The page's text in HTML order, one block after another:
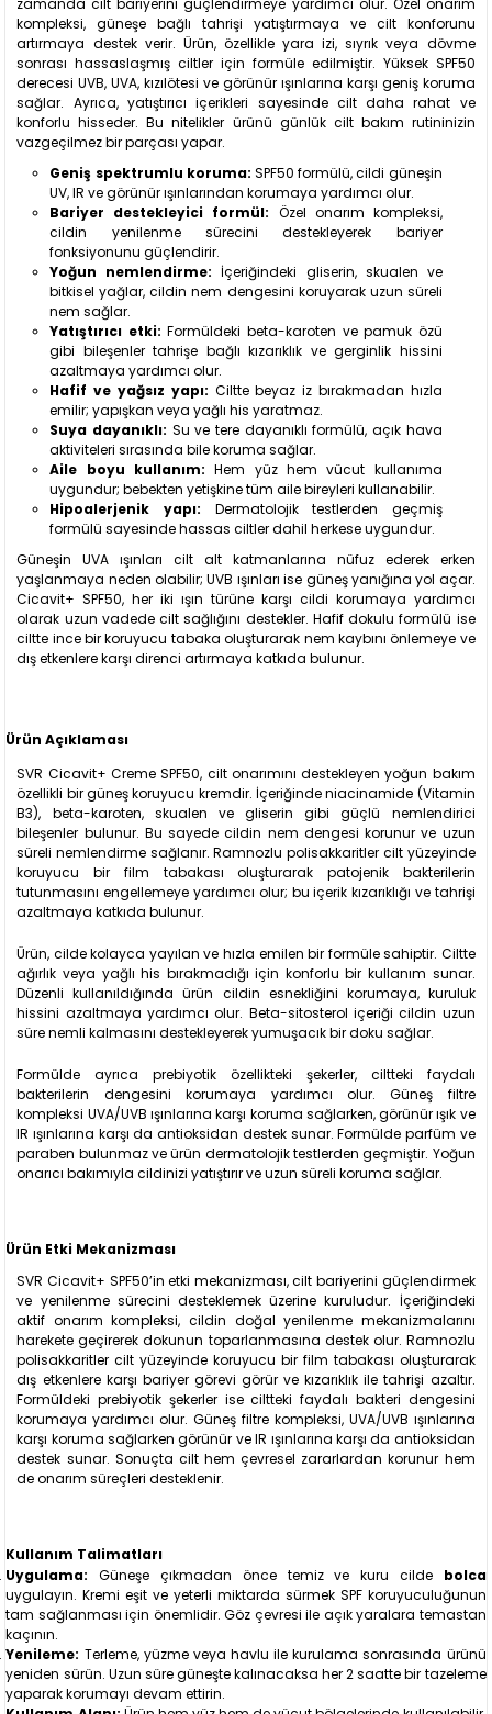
zamanda cilt bariyerini güçlendirmeye yardımcı olur. Özel onarım
kompleksi, güneşe bağlı tahrişi yatıştırmaya ve cilt konforunu
artırmaya destek verir. Ürün, özellikle yara izi, sıyrık veya dövme
sonrası hassaslaşmış ciltler için formüle edilmiştir. Yüksek SPF50
derecesi UVB, UVA, kızılötesi ve görünür ışınlarına karşı geniş koruma
sağlar. Ayrıca, yatıştırıcı içerikleri sayesinde cilt daha rahat ve
konforlu hisseder. Bu nitelikler ürünü günlük cilt bakım rutininizin
vazgeçilmez bir parçası yapar.
Geniş spektrumlu koruma: SPF50 formülü, cildi güneşin
UV, IR ve görünür ışınlarından korumaya yardımcı olur.
Bariyer destekleyici formül: Özel onarım kompleksi,
cildin yenilenme sürecini destekleyerek bariyer
fonksiyonunu güçlendirir.
Yoğun nemlendirme: İçeriğindeki gliserin, skualen ve
bitkisel yağlar, cildin nem dengesini koruyarak uzun süreli
nem sağlar.
Yatıştırıcı etki: Formüldeki beta-karoten ve pamuk özü
gibi bileşenler tahrişe bağlı kızarıklık ve gerginlik hissini
azaltmaya yardımcı olur.
Hafif ve yağsız yapı: Ciltte beyaz iz bırakmadan hızla
emilir; yapışkan veya yağlı his yaratmaz.
Suya dayanıklı: Su ve tere dayanıklı formülü, açık hava
aktiviteleri sırasında bile koruma sağlar.
Aile boyu kullanım: Hem yüz hem vücut kullanıma
uygundur; bebekten yetişkine tüm aile bireyleri kullanabilir.
Hipoalerjenik yapı: Dermatolojik testlerden geçmiş
formülü sayesinde hassas ciltler dahil herkese uygundur.
Güneşin UVA ışınları cilt alt katmanlarına nüfuz ederek erken
yaşlanmaya neden olabilir; UVB ışınları ise güneş yanığına yol açar.
Cicavit+ SPF50, her iki ışın türüne karşı cildi korumaya yardımcı
olarak uzun vadede cilt sağlığını destekler. Hafif dokulu formülü ise
ciltte ince bir koruyucu tabaka oluşturarak nem kaybını önlemeye ve
dış etkenlere karşı direnci artırmaya katkıda bulunur.
Ürün Açıklaması
SVR Cicavit+ Creme SPF50, cilt onarımını destekleyen yoğun bakım
özellikli bir güneş koruyucu kremdir. İçeriğinde niacinamide (Vitamin
B3), beta-karoten, skualen ve gliserin gibi güçlü nemlendirici
bileşenler bulunur. Bu sayede cildin nem dengesi korunur ve uzun
süreli nemlendirme sağlanır. Ramnozlu polisakkaritler cilt yüzeyinde
koruyucu bir film tabakası oluşturarak patojenik bakterilerin
tutunmasını engellemeye yardımcı olur; bu içerik kızarıklığı ve tahrişi
azaltmaya katkıda bulunur.
Ürün, cilde kolayca yayılan ve hızla emilen bir formüle sahiptir. Ciltte
ağırlık veya yağlı his bırakmadığı için konforlu bir kullanım sunar.
Düzenli kullanıldığında ürün cildin esnekliğini korumaya, kuruluk
hissini azaltmaya yardımcı olur. Beta-sitosterol içeriği cildin uzun
süre nemli kalmasını destekleyerek yumuşacık bir doku sağlar.
Formülde ayrıca prebiyotik özellikteki şekerler, ciltteki faydalı
bakterilerin dengesini korumaya yardımcı olur. Güneş filtre
kompleksi UVA/UVB ışınlarına karşı koruma sağlarken, görünür ışık ve
IR ışınlarına karşı da antioksidan destek sunar. Formülde parfüm ve
paraben bulunmaz ve ürün dermatolojik testlerden geçmiştir. Yoğun
onarıcı bakımıyla cildinizi yatıştırır ve uzun süreli koruma sağlar.
Ürün Etki Mekanizması
SVR Cicavit+ SPF50’in etki mekanizması, cilt bariyerini güçlendirmek
ve yenilenme sürecini desteklemek üzerine kuruludur. İçeriğindeki
aktif onarım kompleksi, cildin doğal yenilenme mekanizmalarını
harekete geçirerek dokunun toparlanmasına destek olur. Ramnozlu
polisakkaritler cilt yüzeyinde koruyucu bir film tabakası oluşturarak
dış etkenlere karşı bariyer görevi görür ve kızarıklık ile tahrişi azaltır.
Formüldeki prebiyotik şekerler ise ciltteki faydalı bakteri dengesini
korumaya yardımcı olur. Güneş filtre kompleksi, UVA/UVB ışınlarına
karşı koruma sağlarken görünür ve IR ışınlarına karşı da antioksidan
destek sunar. Sonuçta cilt hem çevresel zararlardan korunur hem
de onarım süreçleri desteklenir.
Kullanım Talimatları
Uygulama: Güneşe çıkmadan önce temiz ve kuru cilde bolca
uygulayın. Kremi eşit ve yeterli miktarda sürmek SPF koruyuculuğunun
tam sağlanması için önemlidir. Göz çevresi ile açık yaralara temastan
kaçının.
Yenileme: Terleme, yüzme veya havlu ile kurulama sonrasında ürünü
yeniden sürün. Uzun süre güneşte kalınacaksa her 2 saatte bir tazeleme
yaparak korumayı devam ettirin.